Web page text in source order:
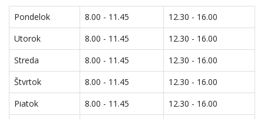
Pondelok 8.00 - 11.45
12.30 - 16.00
Utorok
8.00 - 11.45
12.30 - 16.00
Streda
8.00 - 11.45
12.30 - 16.00
Štvrtok
8.00 - 11.45
12.30 - 16.00
Piatok
8.00 - 11.45
12.30 - 16.00